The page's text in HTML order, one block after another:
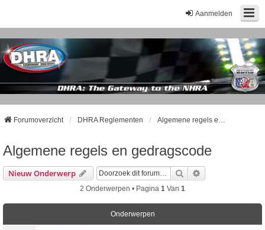
Aanmelden
Forumoverzicht DHRA Reglementen Algemene regels en gedragscode
Algemene regels en gedragscode
Nieuw Onderwerp Zoek
2 Onderwerpen • Pagina 1 Van 1
Onderwerpen